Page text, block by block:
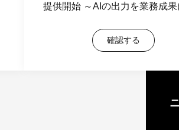
提供開始 ～AIの出力を業務成果
確認する